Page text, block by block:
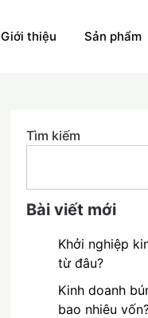
Giới thiệu Sản phẩm
Tìm kiếm
Bài viết mới
Khởi nghiệp
từ đâu?
Kinh doanh
bao nhiêu